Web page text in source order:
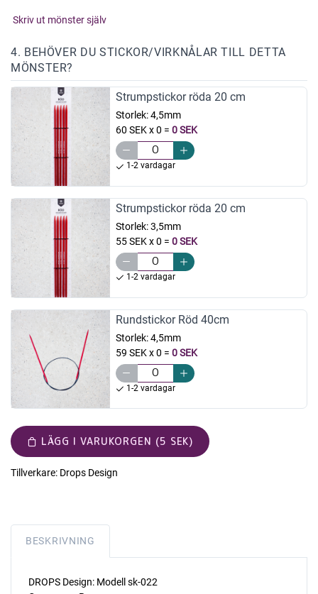
Skriv ut mönster själv
4. BEHÖVER DU STICKOR/VIRKNÅLAR TILL DETTA
MÖNSTER?
Strumpstickor röda 20 cm
Storlek:4,5mm
60 SEK x 0 = 0 SEK
1-2 vardagar
Strumpstickor röda 20 cm
Storlek:3,5mm
55 SEK x 0 = 0 SEK
1-2 vardagar
Rundstickor Röd 40cm
Storlek:4,5mm
59 SEK x 0 = 0 SEK
1-2 vardagar
LÄGG I VARUKORGEN (5 SEK)
Tillverkare: Drops Design
BESKRIVNING
DROPS Design: Modell sk-022